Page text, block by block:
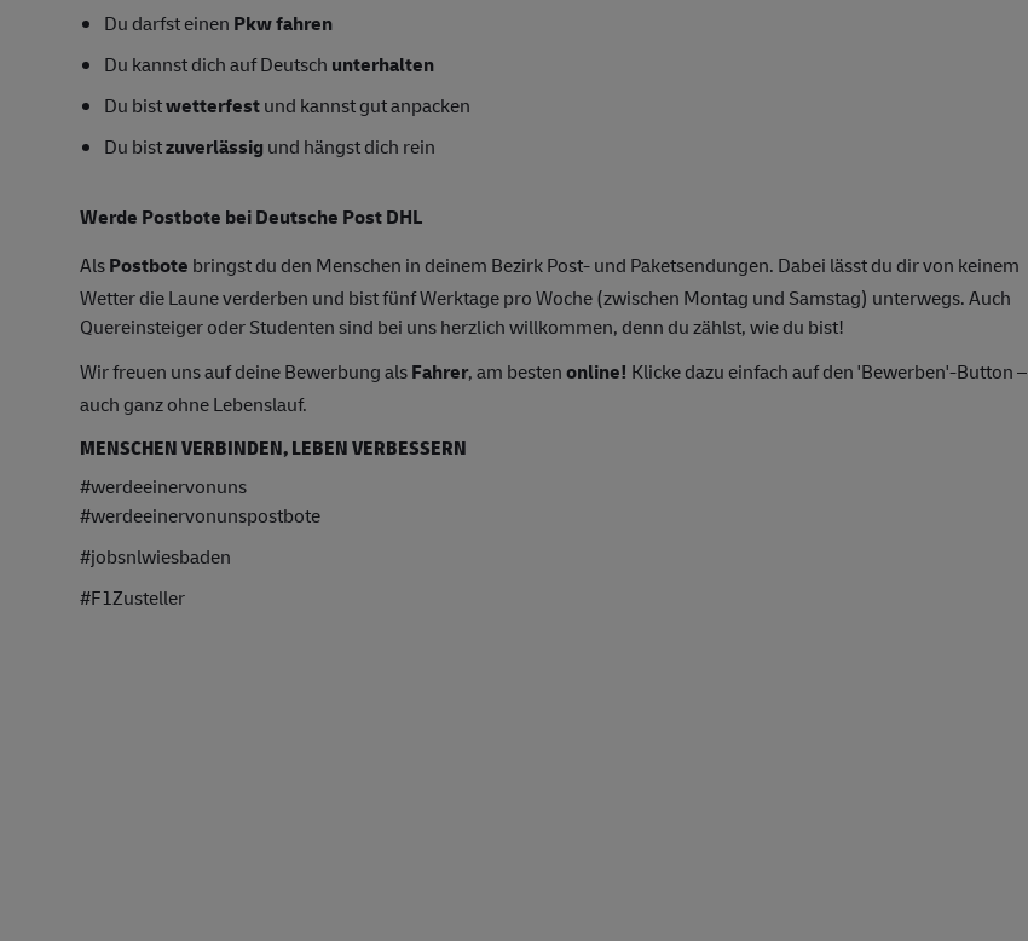
Du darfst einen Pkw fahren
Du kannst dich auf Deutsch unterhalten
Du bistwetterfestund kannst gut anpacken
Du bistzuverlässig und hängst dich rein
Werde Postbote bei Deutsche Post DHL
AlsPostbote bringst du den Menschen in deinem Bezirk Post- und Paketsendungen. Dabei lässt du dir von keinem
Wetter die Laune verderben und bist fünf Werktage pro Woche (zwischen Montag und Samstag) unterwegs. Auch
Quereinsteiger oder Studenten sind bei uns herzlich willkommen, denn du zählst, wie du bist!
Wir freuen uns auf deine Bewerbung alsFahrer, am bestenonline! Klicke dazu einfach auf den 'Bewerben'-Button –
auch ganz ohne Lebenslauf.
MENSCHEN VERBINDEN, LEBEN VERBESSERN
#werdeeinervonuns
#werdeeinervonunspostbote
#jobsnlwiesbaden
#F1Zusteller